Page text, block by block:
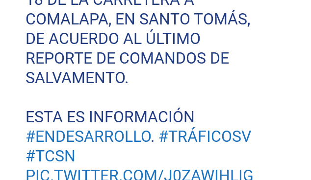
COMALAPA, EN SANTO TOMÁS,
DE ACUERDO AL ÚLTIMO
REPORTE DE COMANDOS DE
SALVAMENTO.
ESTA ES INFORMACIÓN
#ENDESARROLLO. #TRÁFICOSV
#TCSN
PIC.TWITTER.COM/J0ZAWIHLIG